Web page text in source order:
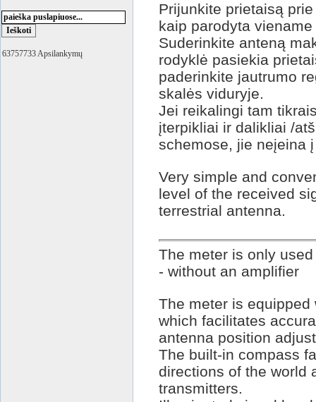
63757733 Apsilankymų
Prijunkite prietaisą
kaip parodyta
Suderinkite anteną
rodyklė pasiekia
paderinkite jautrumo
skalės viduryje.
Jei reikalingi tam
įterpikliai ir dalikliai /
schemose, jie neįeina
Very simple and
level of the received
terrestrial antenna.
The meter is only
- without an amplifier
The meter is
which facilitates
antenna position
The built-in compass
directions of the world
transmitters.